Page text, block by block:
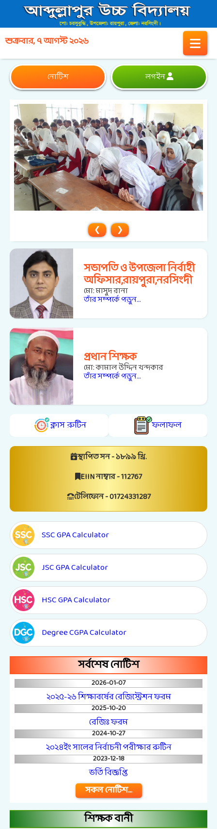
শুক্রবার, ৭ আগস্ট ২০২৬
নোটিশ লগইন
❮ ❯
সভাপতি ও উপজেলা নির্বাহী
অফিসার,রায়পুরা,নরসিংদী
মো: মাসুদ রানা
তাঁর সম্পর্কে পড়ুন...
প্রধান শিক্ষক
মো: কামাল উদ্দিন খন্দকার
তাঁর সম্পর্কে পড়ুন...
ক্লাস রুটিন ফলাফল
স্থাপিত সন - ১৮৯৯ খ্রি.
EIIN নাম্বার - 112767
টেলিফোন - 01724331287
SSC GPA Calculator
JSC GPA Calculator
HSC GPA Calculator
Degree CGPA Calculator
সর্বশেষ নোটিশ
2026-01-07
২০২৫-২৬ শিক্ষাবর্ষের রেজিস্ট্রেশন ফরম
2025-10-20
রেজিঃ ফরম
2024-10-27
২০২৪ইং সালের নির্বাচনী পরীক্ষার রুটিন
2023-12-18
ভর্তি বিজ্ঞপ্তি
সকল নোটিশ...
শিক্ষক বানী